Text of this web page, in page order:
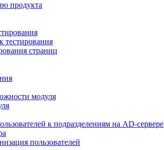
продукта
тестирования
страниц
модуля
к подразделениям на AD-сервере
пользователей